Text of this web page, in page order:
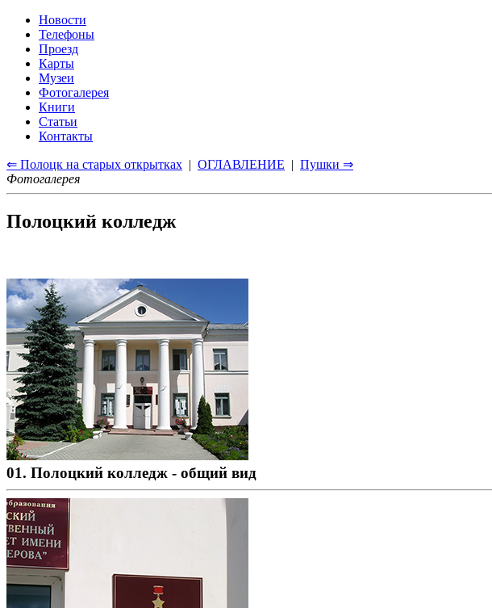
Новости
Телефоны
Проезд
Карты
Музеи
Фотогалерея
Книги
Статьи
Контакты
⇐ Полоцк на старых открытках | ОГЛАВЛЕНИЕ | Пушки ⇒
Фотогалерея
Полоцкий колледж
01. Полоцкий колледж - общий вид